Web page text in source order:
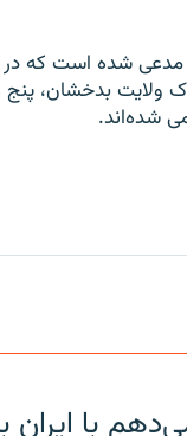
مدعی شده است که در
ولایت بدخشان،
با ایران